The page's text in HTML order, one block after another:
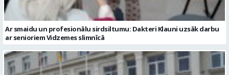
Ar smaidu un profesionālu sirdsiltumu: Dakteri Klauni uzsāk darbu
ar senioriem Vidzemes slimnīcā